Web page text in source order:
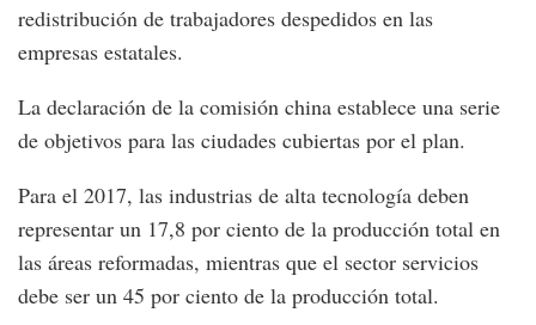
redistribución de trabajadores despedidos en las
empresas estatales.
La declaración de la comisión china establece una serie
de objetivos para las ciudades cubiertas por el plan.
Para el 2017, las industrias de alta tecnología deben
representar un 17,8 por ciento de la producción total en
las áreas reformadas, mientras que el sector servicios
debe ser un 45 por ciento de la producción total.